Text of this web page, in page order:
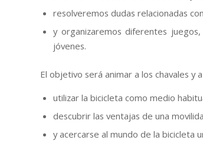
resolveremos dudas relacionadas
y organizaremos diferentes
jóvenes.
El objetivo será animar a los chavales y
utilizar la bicicleta como medio
descubrir las ventajas de una
y acercarse al mundo de la bicicleta